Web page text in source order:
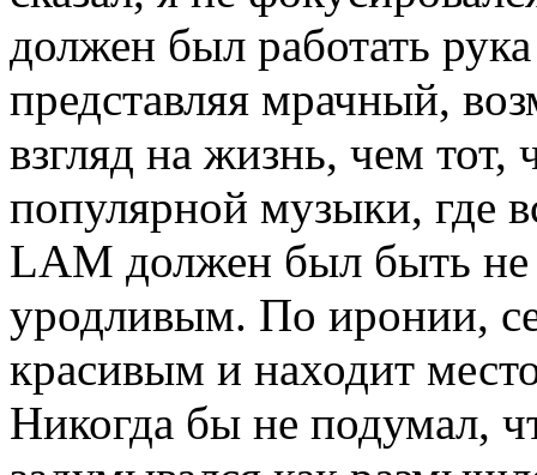
должен был работать
представляя мрачный,
взгляд на жизнь, чем
популярной музыки, где
LAM должен был быть не
уродливым. По иронии,
красивым и находит
Никогда бы не подумал,